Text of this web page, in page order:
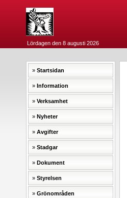
Lördagen den 8 augusti 2026
Startsidan
Information
Verksamhet
Nyheter
Avgifter
Stadgar
Dokument
Styrelsen
Grönområden